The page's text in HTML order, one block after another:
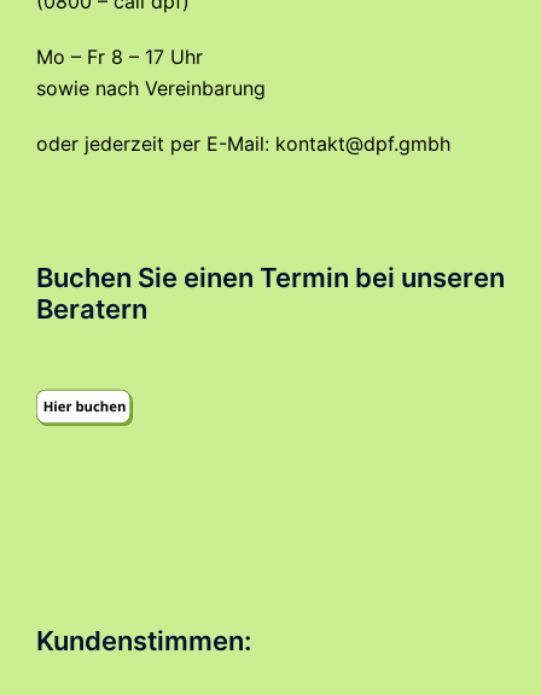
Mo – Fr 8 – 17 Uhr
sowie nach Vereinbarung
oder jederzeit per E-Mail: kontakt@dpf.gmbh
Buchen Sie einen Termin bei unseren
Beratern
Kundenstimmen: